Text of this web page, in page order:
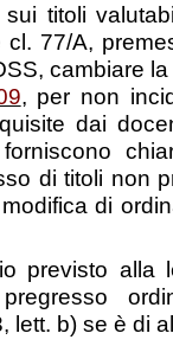
titoli
77/A,
cambiare
, per non
dai
di titoli non
di
previsto alla
lett. b) se è di